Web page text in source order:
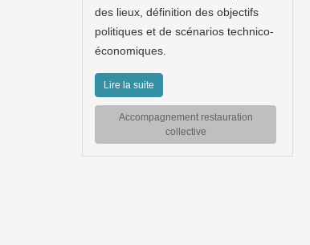
des lieux, définition des objectifs
politiques et de scénarios technico-
économiques.
Lire la suite
Accompagnement restauration
collective